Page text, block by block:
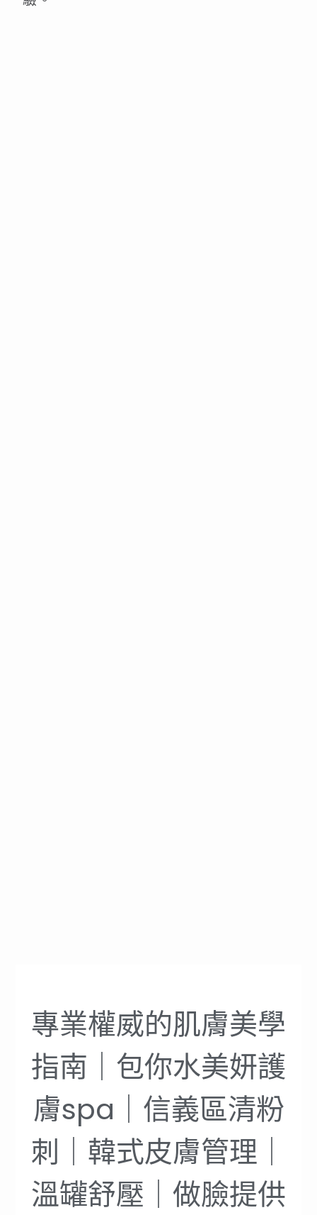
專業權威的肌膚美學
指南｜包你水美妍護
膚spa｜信義區清粉
刺｜韓式皮膚管理｜
溫罐舒壓｜做臉提供